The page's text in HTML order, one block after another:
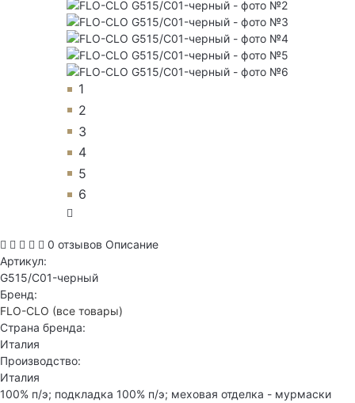
1
2
3
4
5
6
0 отзывов Описание
Артикул:
G515/C01-черный
Бренд:
FLO-CLO (все товары)
Страна бренда:
Италия
Производство:
Италия
100% п/э; подкладка 100% п/э; меховая отделка - мурмаски